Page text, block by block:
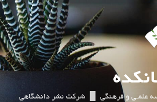
علمـی و فرهنگی ▌▐ شرکت نشر دانشگاهی